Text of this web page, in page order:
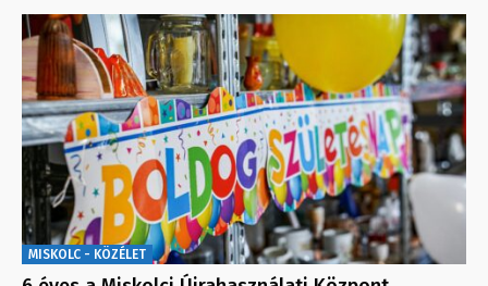
MISKOLC - KÖZÉLET